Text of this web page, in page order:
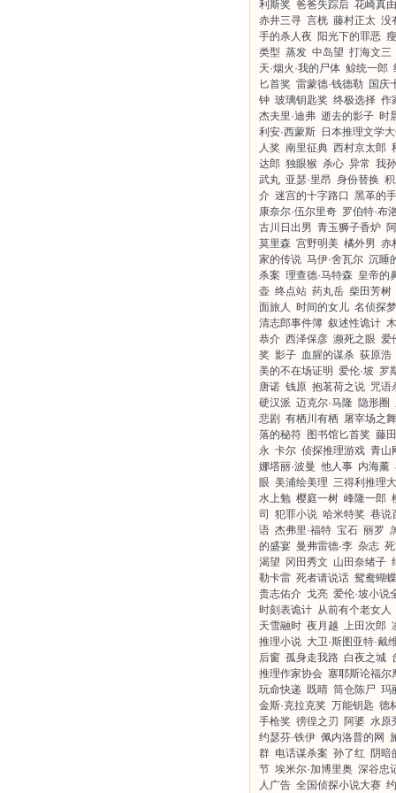
利斯奖 爸爸失踪后 花崎真
赤井三寻 言桄 藤村正太 没
手的杀人夜
阳光下的罪恶
类型 蒸发 中岛望 打海文三
天·烟火·我的尸体 鲸统一郎
匕首奖 雷蒙德·钱德勒
国庆
钟 玻璃钥匙奖 终极选择 作
杰夫里·迪弗 逝去的影子 时
利安·西蒙斯 日本推理文学
人奖 南里征典 西村京太郎
达郎 独眼猴 杀心 异常 我
武丸 亚瑟·里昂 身份替换
介 迷宫的十字路口 黑革的
康奈尔·伍尔里奇 罗伯特·布
古川日出男 青玉狮子香炉
莫里森 宫野明美 橘外男 赤
家的传说 马伊·舍瓦尔 沉睡
杀案 理查德·马特森 皇帝的
壶 终点站 药丸岳 柴田芳树
面旅人
时间的女儿 名侦探
清志郎事件簿 叙述性诡计
恭介 西泽保彦 濒死之眼 爱
奖 影子 血腥的谋杀 荻原浩
美的不在场证明 爱伦·坡 罗
唐诺 钱原 抱茗荷之说 咒语
硬汉派 迈克尔·马隆 隐形圈
悲剧 有栖川有栖 屠宰场之舞
落的秘符 图书馆匕首奖 藤
永 卡尔 侦探推理游戏 青山
娜塔丽·波曼 他人事 内海薰
眼 美浦绘美理 三得利推理
水上勉 樱庭一树 峰隆一郎
司
犯罪小说 哈米特奖 巷说
语 杰弗里·福特 宝石 丽罗
的盛宴 曼弗雷德·李 杂志
渴望
冈田秀文 山田奈绪子
勒卡雷 死者请说话 鸳鸯蝴
贵志佑介 戈亮 爱伦·坡小说
时刻表诡计 从前有个老女人
天雪融时 夜月越 上田次郎
推理小说 大卫·斯图亚特·戴
后窗 孤身走我路 白夜之城
推理作家协会 塞耶斯论福尔
玩命快递 既晴 筒仓陈尸 玛
金斯·克拉克奖 万能钥匙 德
手枪奖 徬徨之刃 阿婆 水原
约瑟芬·铁伊 佩内洛普的网
群 电话谋杀案 孙了红
阴暗
节 埃米尔·加博里奥 深谷忠
人广告 全国侦探小说大赛